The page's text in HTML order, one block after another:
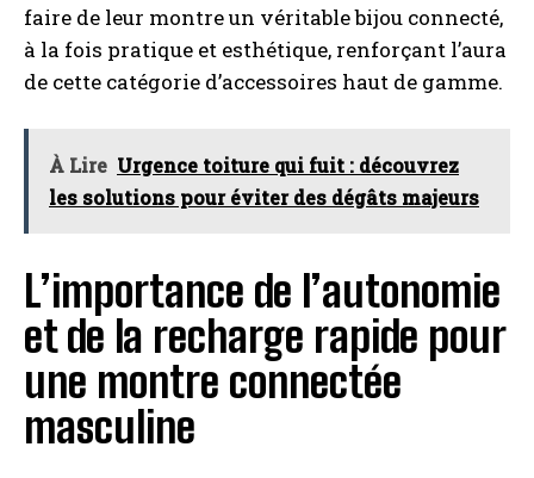
faire de leur montre un véritable bijou connecté,
à la fois pratique et esthétique, renforçant l’aura
de cette catégorie d’accessoires haut de gamme.
À Lire Urgence toiture qui fuit : découvrez
les solutions pour éviter des dégâts majeurs
L’importance de l’autonomie
et de la recharge rapide pour
une montre connectée
masculine